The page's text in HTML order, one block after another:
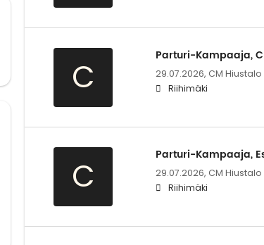
C
Parturi-Kampaaja,
29.07.2026, CM Hiustalo
Riihimäki
C
Parturi-Kampaaja,
29.07.2026, CM Hiustalo
Riihimäki